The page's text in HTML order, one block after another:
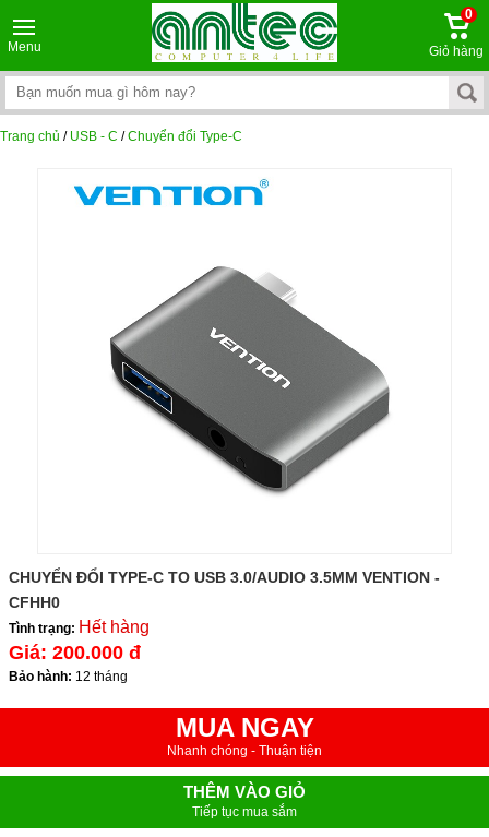
Menu
0
Giỏ hàng
Trang chủ / USB - C /Chuyển đổi Type-C
CHUYỂN ĐỔI TYPE-C TO USB 3.0/AUDIO 3.5MM VENTION -
CFHH0
Tình trạng: Hết hàng
Giá: 200.000 đ
Bảo hành: 12 tháng
MUA NGAY
Nhanh chóng - Thuận tiện
THÊM VÀO GIỎ
Tiếp tục mua sắm